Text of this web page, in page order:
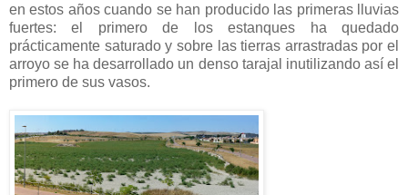
en estos años cuando se han producido las primeras lluvias
fuertes: el primero de los estanques ha quedado
prácticamente saturado y sobre las tierras arrastradas por el
arroyo se ha desarrollado un denso tarajal inutilizando así el
primero de sus vasos.